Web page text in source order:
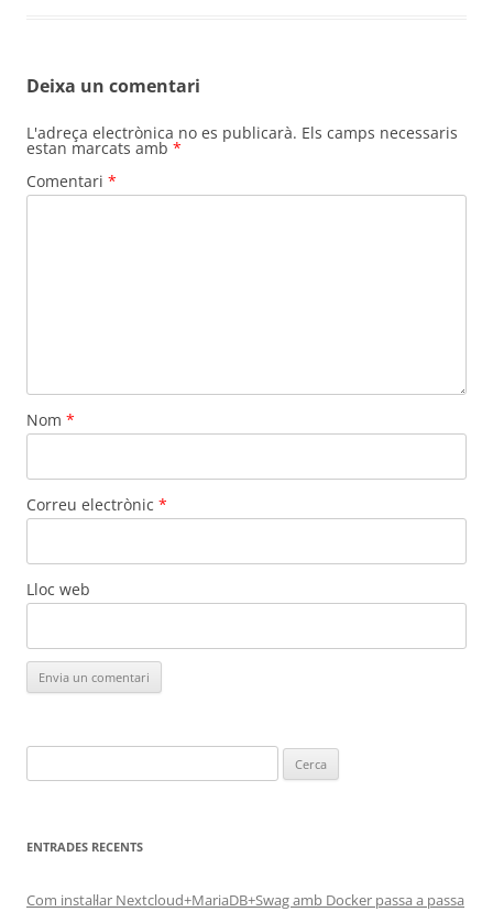
Deixa un comentari
L'adreça electrònica no es publicarà. Els camps necessaris
estan marcats amb *
Comentari *
Nom *
Correu electrònic *
Lloc web
ENTRADES RECENTS
Com instal·lar Nextcloud+MariaDB+Swag amb Docker passa a passa